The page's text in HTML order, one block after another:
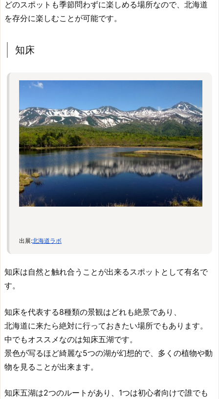
どのスポットも季節問わずに楽しめる場所なので、北海道
を存分に楽しむことが可能です。
知床
出展:北海道ラボ
知床は自然と触れ合うことが出来るスポットとして有名で
す。
知床を代表する8種類の景観はどれも絶景であり、
北海道に来たら絶対に行っておきたい場所でもあります。
中でもオススメなのは知床五湖です。
景色が写るほど綺麗な5つの湖が幻想的で、多くの植物や動
物を見ることが出来ます。
知床五湖は2つのルートがあり、1つは初心者向けで誰でも